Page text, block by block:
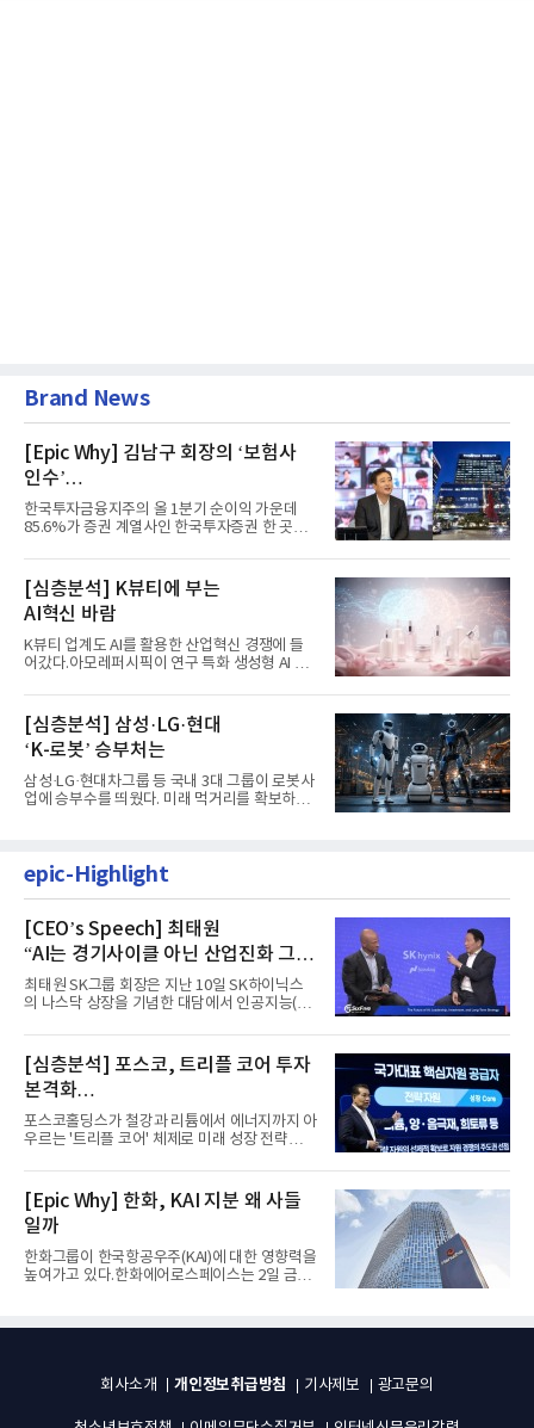
Brand News
[Epic Why] 김남구 회장의 ‘보험사
인수’
발걸음이 신중해진 배경은?
한국투자금융지주의 올 1분기 순이익 가운데
85.6%가 증권 계열사인 한국투자증권 한 곳에
[심층분석] K뷰티에 부는
AI혁신 바람
K뷰티 업계도 AI를 활용한 산업혁신 경쟁에 들
어갔다.아모레퍼시픽이 연구 특화 생성형 AI 플
[심층분석] 삼성·LG·현대
‘K-로봇’ 승부처는
삼성·LG·현대차그룹 등 국내 3대 그룹이 로봇사
업에 승부수를 띄웠다. 미래 먹거리를 확보하기
epic-Highlight
[CEO’s Speech] 최태원
“AI는 경기사이클 아닌 산업진화 그
자체”
최태원 SK그룹 회장은 지난 10일 SK하이닉스
의 나스닥 상장을 기념한 대담에서 인공지능(AI)
[심층분석] 포스코, 트리플 코어 투자
본격화
16조7천억원 투자 재원 마련 전략은?
포스코홀딩스가 철강과 리튬에서 에너지까지 아
우르는 '트리플 코어' 체제로 미래 성장 전략을
[Epic Why] 한화, KAI 지분 왜 사들
일까
한화그룹이 한국항공우주(KAI)에 대한 영향력을
높여가고 있다.한화에어로스페이스는 2일 금융
회사소개 개인정보취급방침 기사제보 광고문의